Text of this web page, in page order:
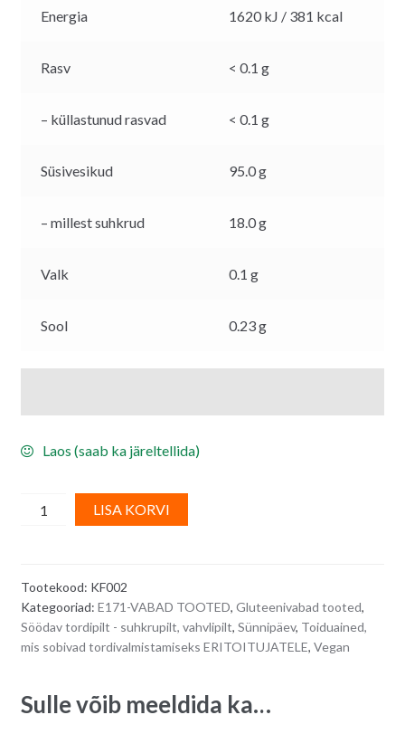
Energia 1620 kJ / 381 kcal
Rasv < 0.1 g
– küllastunud rasvad < 0.1 g
Süsivesikud 95.0 g
– millest suhkrud 18.0 g
Valk 0.1 g
Sool 0.23 g
Laos (saab ka järeltellida)
Söödav
(suhkrupaber)
toiduvärvidega
printimiseks
pakk
LISA KORVI
n
a
Tootekood: KF002
Kategooriad: E171-VABAD TOOTED, Gluteenivabad tooted,
Söödav tordipilt - suhkrupilt, vahvlipilt, Sünnipäev, Toiduained,
mis sobivad tordivalmistamiseks ERITOITUJATELE, Vegan
Sulle võib meeldida ka…